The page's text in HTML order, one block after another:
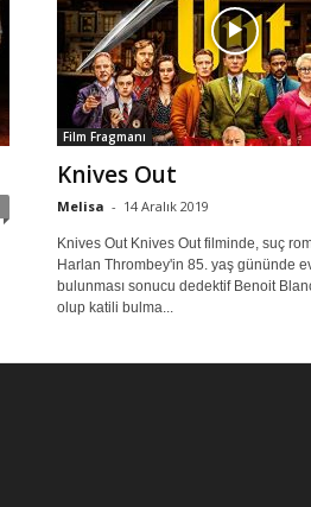
Film Fragmanı
Knives Out
Melisa - 14 Aralık 2019
Knives Out Knives Out filminde, suç
Harlan Thrombey'in 85. yaş gününde
bulunması sonucu dedektif Benoit
olup katili bulma...